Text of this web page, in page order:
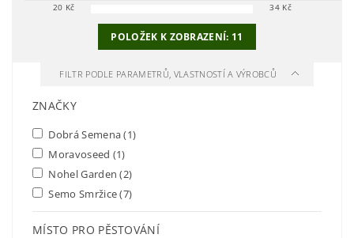
20 Kč 34Kč
POLOŽEK K ZOBRAZENÍ: 11
FILTR PODLE PARAMETRŮ, VLASTNOSTÍ A VÝROBCŮ
ZNAČKY
Dobrá Semena(1)
Moravoseed (1)
Nohel Garden(2)
Semo Smržice(7)
MÍSTO PRO PĚSTOVÁNÍ